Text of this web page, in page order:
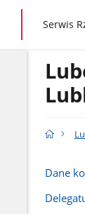
gov.pl
Serwis
Dane